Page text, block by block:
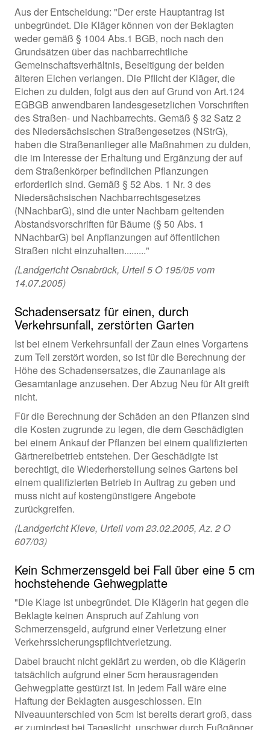
Aus der Entscheidung: "Der erste Hauptantrag ist
unbegründet. Die Kläger können von der Beklagten
weder gemäß § 1004 Abs.1 BGB, noch nach den
Grundsätzen über das nachbarrechtliche
Gemeinschaftsverhältnis, Beseitigung der beiden
älteren Eichen verlangen. Die Pflicht der Kläger, die
Eichen zu dulden, folgt aus den auf Grund von Art.124
EGBGB anwendbaren landesgesetzlichen Vorschriften
des Straßen- und Nachbarrechts. Gemäß § 32 Satz 2
des Niedersächsischen Straßengesetzes (NStrG),
haben die Straßenanlieger alle Maßnahmen zu dulden,
die im Interesse der Erhaltung und Ergänzung der auf
dem Straßenkörper befindlichen Pflanzungen
erforderlich sind. Gemäß § 52 Abs. 1 Nr. 3 des
Niedersächsischen Nachbarrechtsgesetzes
(NNachbarG), sind die unter Nachbarn geltenden
Abstandsvorschriften für Bäume (§ 50 Abs. 1
NNachbarG) bei Anpflanzungen auf öffentlichen
Straßen nicht einzuhalten........."
(Landgericht Osnabrück, Urteil 5 O 195/05 vom
14.07.2005)
Schadensersatz für einen, durch
Verkehrsunfall, zerstörten Garten
Ist bei einem Verkehrsunfall der Zaun eines Vorgartens
zum Teil zerstört worden, so ist für die Berechnung der
Höhe des Schadensersatzes, die Zaunanlage als
Gesamtanlage anzusehen. Der Abzug Neu für Alt greift
nicht.
Für die Berechnung der Schäden an den Pflanzen sind
die Kosten zugrunde zu legen, die dem Geschädigten
bei einem Ankauf der Pflanzen bei einem qualifizierten
Gärtnereibetrieb entstehen. Der Geschädigte ist
berechtigt, die Wiederherstellung seines Gartens bei
einem qualifizierten Betrieb in Auftrag zu geben und
muss nicht auf kostengünstigere Angebote
zurückgreifen.
(Landgericht Kleve, Urteil vom 23.02.2005, Az. 2 O
607/03)
Kein Schmerzensgeld bei Fall über eine 5 cm
hochstehende Gehwegplatte
"Die Klage ist unbegründet. Die Klägerin hat gegen die
Beklagte keinen Anspruch auf Zahlung von
Schmerzensgeld, aufgrund einer Verletzung einer
Verkehrssicherungspflichtverletzung.
Dabei braucht nicht geklärt zu werden, ob die Klägerin
tatsächlich aufgrund einer 5cm herausragenden
Gehwegplatte gestürzt ist. In jedem Fall wäre eine
Haftung der Beklagten ausgeschlossen. Ein
Niveauunterschied von 5cm ist bereits derart groß, dass